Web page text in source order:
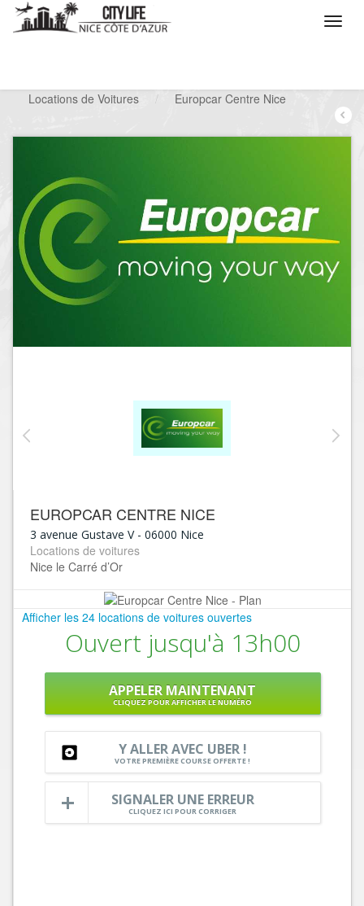
Locations de Voitures
/ Europcar Centre Nice
EUROPCAR CENTRE NICE
3 avenue Gustave V- 06000 Nice
Locations de voitures
Nice le Carré d’Or
Afficher les 24 locations de voitures ouvertes
Ouvert jusqu'à 13h00
APPELER MAINTENANT
CLIQUEZ POUR AFFICHER LE NUMÉRO
Y ALLER AVEC UBER !
VOTRE PREMIÈRE COURSE OFFERTE !
SIGNALER UNE ERREUR
CLIQUEZ ICI POUR CORRIGER